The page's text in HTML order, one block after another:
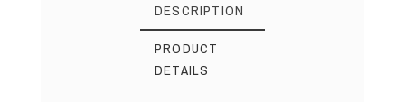
DESCRIPTION
PRODUCT
DETAILS